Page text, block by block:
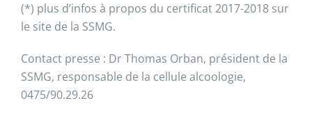
(*) plus d’infos à propos du certificat 2017-2018 sur
le site de la SSMG.
Contact presse : Dr Thomas Orban, président de la
SSMG, responsable de la cellule alcoologie,
0475/90.29.26